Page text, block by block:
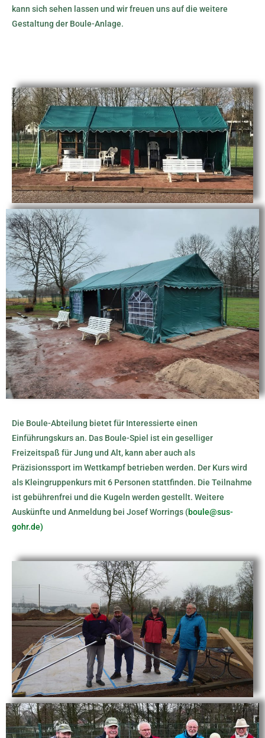
kann sich sehen lassen und wir freuen uns auf die weitere
Gestaltung der Boule-Anlage.
Die Boule-Abteilung bietet für Interessierte einen
Einführungskurs an. Das Boule-Spiel ist ein geselliger
Freizeitspaß für Jung und Alt, kann aber auch als
Präzisionssport im Wettkampf betrieben werden. Der Kurs wird
als Kleingruppenkurs mit 6 Personen stattfinden. Die Teilnahme
ist gebührenfrei und die Kugeln werden gestellt. Weitere
Auskünfte und Anmeldung bei Josef Worrings (boule@sus-
gohr.de)